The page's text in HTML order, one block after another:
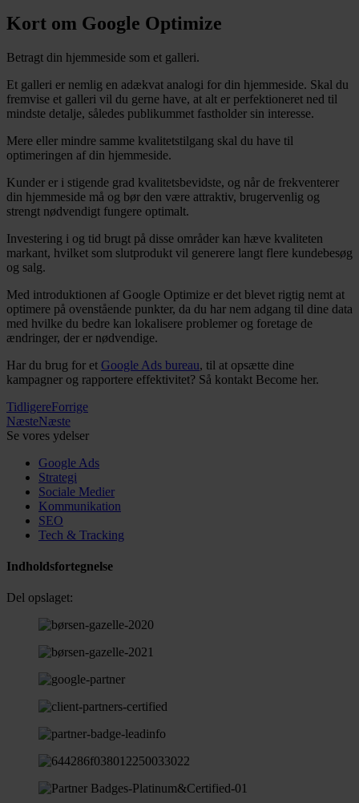
Kort om Google Optimize
Betragt din hjemmeside som et galleri.
Et galleri er nemlig en adækvat analogi for din hjemmeside. Skal du
fremvise et galleri vil du gerne have, at alt er perfektioneret ned til
mindste detalje, således publikummet fastholder sin interesse.
Mere eller mindre samme kvalitetstilgang skal du have til
optimeringen af din hjemmeside.
Kunder er i stigende grad kvalitetsbevidste, og når de frekventerer
din hjemmeside må og bør den være attraktiv, brugervenlig og
strengt nødvendigt fungere optimalt.
Investering i og tid brugt på disse områder kan hæve kvaliteten
markant, hvilket som slutprodukt vil generere langt flere kundebesøg
og salg.
Med introduktionen af Google Optimize er det blevet rigtig nemt at
optimere på ovenstående punkter, da du har nem adgang til dine data
med hvilke du bedre kan lokalisere problemer og foretage de
ændringer, der er nødvendige.
Har du brug for et Google Ads bureau, til at opsætte dine
kampagner og rapportere effektivitet? Så kontakt Become her.
TidligereForrige
NæsteNæste
Se vores ydelser
Google Ads
Strategi
Sociale Medier
Kommunikation
SEO
Tech & Tracking
Indholdsfortegnelse
Del opslaget: